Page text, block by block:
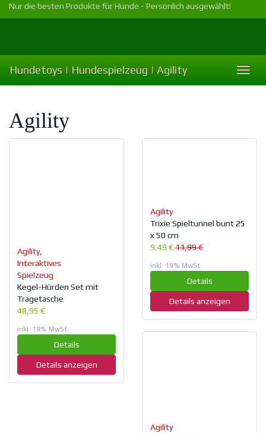
Skip
to
Nur die besten Produkte für Hunde - Persönlich ausgewählt!
Hundetoys | Hundespielzeug | Agility
Agility
Agility,
Interaktives
Spielzeug
Kegel-Hürden Set mit
Tragetasche
48,95 €
inkl. 19% MwSt.
Details
Details anzeigen
Agility
Trixie Spieltunnel bunt 25
x 50 cm
9,49 €11,99 €
inkl. 19% MwSt.
Details
Details anzeigen
Agility